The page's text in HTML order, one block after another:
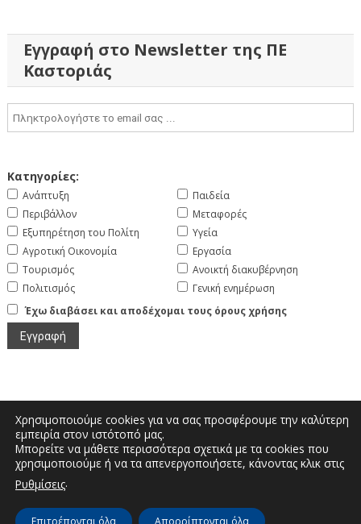
Εγγραφή στο Newsletter της ΠΕ
Καστοριάς
Κατηγορίες:
Ανάπτυξη
Περιβάλλον
Εξυπηρέτηση του Πολίτη
Αγροτική Οικονομία
Τουρισμός
Πολιτισμός
Παιδεία
Μεταφορές
Υγεία
Εργασία
Ανοικτή διακυβέρνηση
Γενική ενημέρωση
Έχω διαβάσει και αποδέχομαι τους όρους χρήσης
Μεγάλου Αλεξάνδρου και Διοικητηρίου |
Τηλέφωνο: 2467350200 | Email:
Χρησιμοποιούμε cookies για να σας προσφέρουμε την καλύτερη
εμπειρία στον ιστότοπό μας.
Μπορείτε να μάθετε περισσότερα σχετικά με τα cookies που
χρησιμοποιούμε ή να τα απενεργοποιήσετε, κάνοντας κλικ στις
Ρυθμίσεις.
Επιτρέπονται όλα Απορρίπτονται όλα